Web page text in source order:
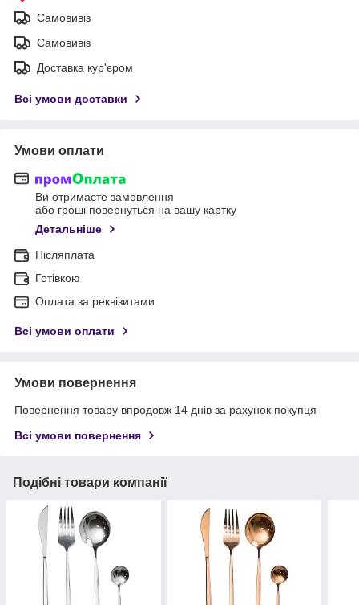
Самовивіз
Самовивіз
Доставка кур'єром
Всі умови доставки
Умови оплати
Ви отримаєте замовлення
або гроші повернуться на вашу картку
Детальніше
Післяплата
Готівкою
Оплата за реквізитами
Всі умови оплати
Умови повернення
Повернення товару впродовж 14 днів за рахунок покупця
Всі умови повернення
Подібні товари компанії